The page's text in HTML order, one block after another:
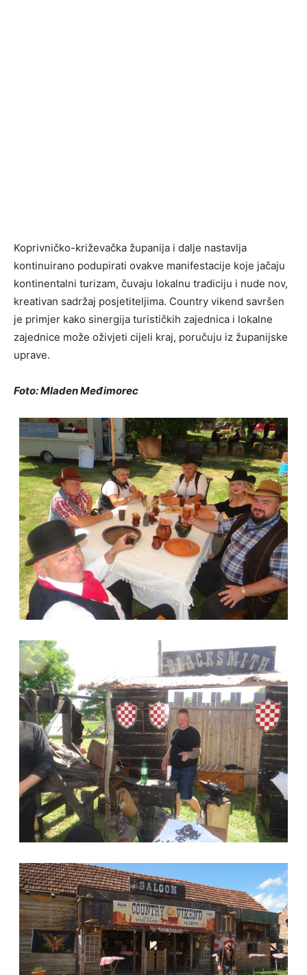
Koprivničko-križevačka županija i dalje nastavlja
kontinuirano podupirati ovakve manifestacije koje jačaju
kontinentalni turizam, čuvaju lokalnu tradiciju i nude nov,
kreativan sadržaj posjetiteljima. Country vikend savršen
je primjer kako sinergija turističkih zajednica i lokalne
zajednice može oživjeti cijeli kraj, poručuju iz županijske
uprave.
Foto: Mladen Međimorec